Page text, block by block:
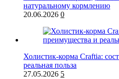
натуральному кормлению
20.06.2026 0
Холистик-корма Craftia:
реальная польза
27.05.2026 5